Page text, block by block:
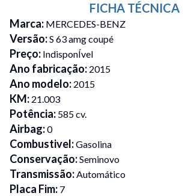
FICHA TÉCNICA
Marca: MERCEDES-BENZ
Versão:S 63 amg coupé
Preço: IndisponÍvel
Ano fabricação: 2015
Ano modelo: 2015
KM: 21.003
Potência: 585 cv.
Airbag:0
Combustivel:Gasolina
Conservação:Seminovo
Transmissão:Automático
Placa Fim: 7